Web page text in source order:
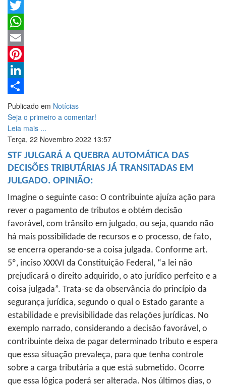
Facebook
Twitter
WhatsApp
Email
Pinterest
LinkedIn
Share
Publicado em Notícias
Seja o primeiro a comentar!
Leia mais ...
Terça, 22 Novembro 2022 13:57
STF JULGARÁ A QUEBRA AUTOMÁTICA DAS
DECISÕES TRIBUTÁRIAS JÁ TRANSITADAS EM
JULGADO. OPINIÃO:
Imagine o seguinte caso: O contribuinte ajuíza ação para
rever o pagamento de tributos e obtém decisão
favorável, com trânsito em julgado, ou seja, quando não
há mais possibilidade de recursos e o processo, de fato,
se encerra operando-se a coisa julgada. Conforme art.
5º, inciso XXXVI da Constituição Federal, “a lei não
prejudicará o direito adquirido, o ato jurídico perfeito e a
coisa julgada”. Trata-se da observância do princípio da
segurança jurídica, segundo o qual o Estado garante a
estabilidade e previsibilidade das relações jurídicas. No
exemplo narrado, considerando a decisão favorável, o
contribuinte deixa de pagar determinado tributo e espera
que essa situação prevaleça, para que tenha controle
sobre a carga tributária a que está submetido. Ocorre
que essa lógica poderá ser alterada. Nos últimos dias, o